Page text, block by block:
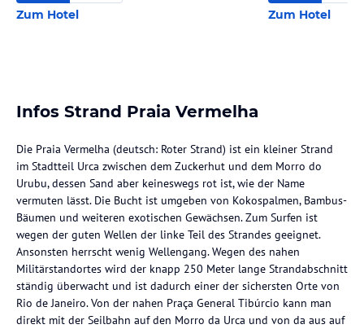
Zum Hotel Zum Hotel
Infos Strand Praia Vermelha
Die Praia Vermelha (deutsch: Roter Strand) ist ein kleiner Strand
im Stadtteil Urca zwischen dem Zuckerhut und dem Morro do
Urubu, dessen Sand aber keineswegs rot ist, wie der Name
vermuten lässt. Die Bucht ist umgeben von Kokospalmen, Bambus-
Bäumen und weiteren exotischen Gewächsen. Zum Surfen ist
wegen der guten Wellen der linke Teil des Strandes geeignet.
Ansonsten herrscht wenig Wellengang. Wegen des nahen
Militärstandortes wird der knapp 250 Meter lange Strandabschnitt
ständig überwacht und ist dadurch einer der sichersten Orte von
Rio de Janeiro. Von der nahen Praça General Tibúrcio kann man
direkt mit der Seilbahn auf den Morro da Urca und von da aus auf